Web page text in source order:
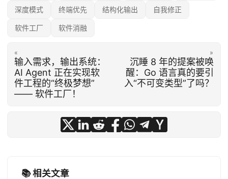
深度模式 终端优先 结构化输出 自我修正
软件工厂 软件消融
«
输入需求，输出系统：
AI Agent 正在实现软
件工程的“终极梦想”
—— 软件工厂！
»
沉睡 8 年的提案被唤
醒：Go 语言真的要引
入“不可变类型”了吗？
📚 相关文章